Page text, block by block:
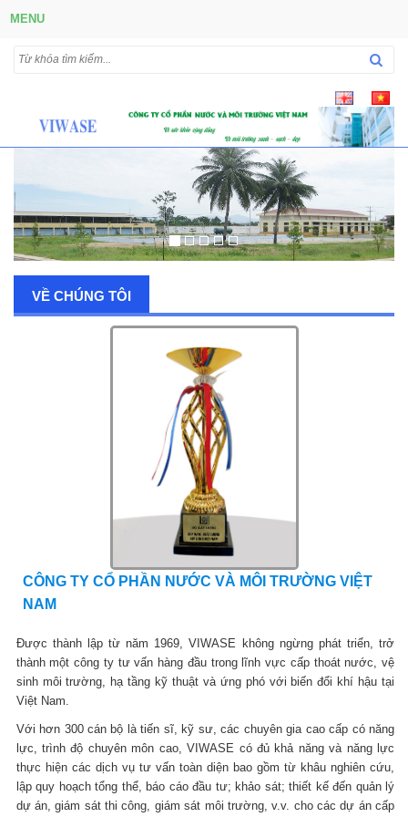
MENU
VỀ CHÚNG TÔI
CÔNG TY CỔ PHẦN NƯỚC VÀ MÔI TRƯỜNG VIỆT
NAM
Được thành lập từ năm 1969, VIWASE không ngừng phát triển, trở
thành một công ty tư vấn hàng đầu trong lĩnh vực cấp thoát nước, vệ
sinh môi trường, hạ tầng kỹ thuật và ứng phó với biến đổi khí hậu tại
Việt Nam.
Với hơn 300 cán bộ là tiến sĩ, kỹ sư, các chuyên gia cao cấp có năng
lực, trình độ chuyên môn cao, VIWASE có đủ khả năng và năng lực
thực hiện các dịch vụ tư vấn toàn diện bao gồm từ khâu nghiên cứu,
lập quy hoạch tổng thể, báo cáo đầu tư; khảo sát; thiết kế đến quản lý
dự án, giám sát thi công, giám sát môi trường, v.v. cho các dự án cấp